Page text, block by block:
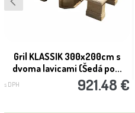
Gril KLASSIK 300x200cm s
dvoma lavicami (Šedá po...
s DPH 921.48 €